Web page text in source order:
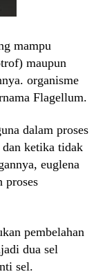
mampu
maupun
organisme
Flagellum.
dalam proses
ketika tidak
euglena
proses
pembelahan
dua sel
sel.